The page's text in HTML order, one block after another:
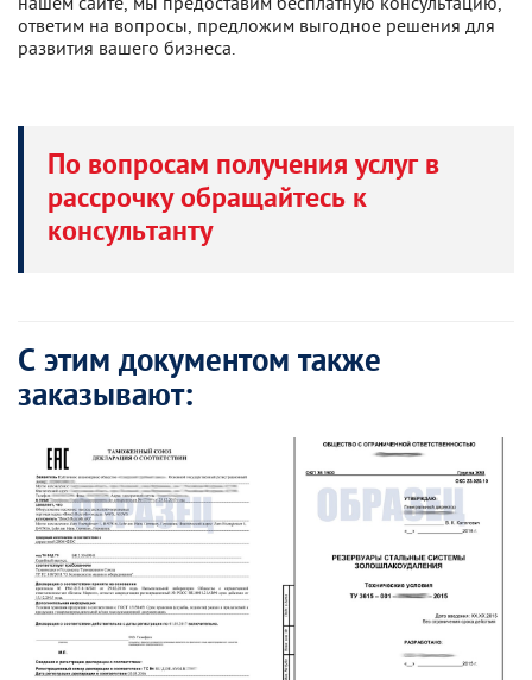
ответим на вопросы, предложим выгодное решения для
развития вашего бизнеса.
По вопросам получения услуг в
рассрочку обращайтесь к
консультанту
С этим документом также
заказывают: